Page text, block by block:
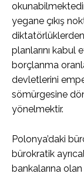
yegane çıkış
diktatörlüklerden
planlarını
borçlanma
devletlerini
sömürgesine
yönelmektir.
Polonya’daki
bürokratik
bankalarına